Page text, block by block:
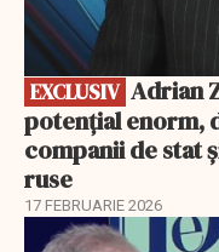
EXCLUSIV
potențial enorm,
companii de stat
ruse
17 FEBRUARIE 2026
EXCLUSIV